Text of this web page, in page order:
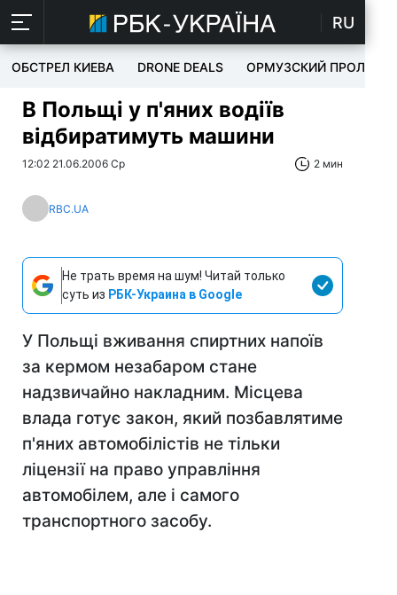
RU
ОБСТРЕЛ КИЕВА DRONE DEALS ОРМУЗСКИЙ ПРОЛИВ
В Польщі у п'яних водіїв
відбиратимуть машини
12:02 21.06.2006 Ср 2 мин
RBC.UA
Не трать время на шум! Читай только
суть из РБК-Украина в Google
У Польщі вживання спиртних напоїв
за кермом незабаром стане
надзвичайно накладним. Місцева
влада готує закон, який позбавлятиме
п'яних автомобілістів не тільки
ліцензії на право управління
автомобілем, але і самого
транспортного засобу.